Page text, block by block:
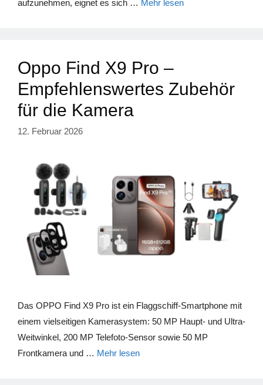
aufzunehmen, eignet es sich … Mehr lesen
Oppo Find X9 Pro –
Empfehlenswertes Zubehör
für die Kamera
12. Februar 2026
Das OPPO Find X9 Pro ist ein Flaggschiff-Smartphone mit
einem vielseitigen Kamerasystem: 50 MP Haupt- und Ultra-
Weitwinkel, 200 MP Telefoto-Sensor sowie 50 MP
Frontkamera und … Mehr lesen